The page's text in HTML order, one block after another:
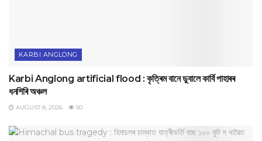
KARBI ANGLONG
Karbi Anglong artificial flood : কৃত্ৰিম বানে ডুবালে কাৰ্বি পাহাৰৰ
ধনশিৰি অঞ্চল
AUGUST 8, 2026 50